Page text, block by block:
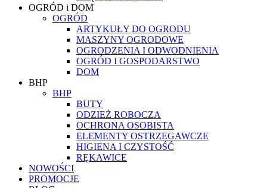
OGRÓD i DOM
OGRÓD
ARTYKUŁY DO OGRODU
MASZYNY OGRODOWE
OGRODZENIA I ODWODNIENIA
OGRÓD I GOSPODARSTWO
DOM
BHP
BHP
BUTY
ODZIEŻ ROBOCZA
OCHRONA OSOBISTA
ELEMENTY OSTRZEGAWCZE
HIGIENA I CZYSTOŚĆ
RĘKAWICE
NOWOŚCI
PROMOCJE